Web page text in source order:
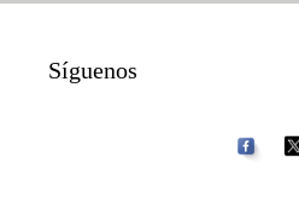
Síguenos